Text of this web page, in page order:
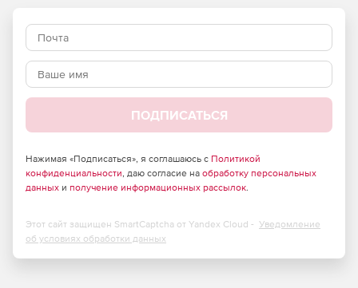
ПОДПИСАТЬСЯ
Нажимая «Подписаться», я соглашаюсь с Политикой
конфиденциальности, даю согласие на обработку персональных
данных и получение информационных рассылок.
Этот сайт защищен SmartCaptcha от Yandex Cloud - Уведомление
об условиях обработки данных